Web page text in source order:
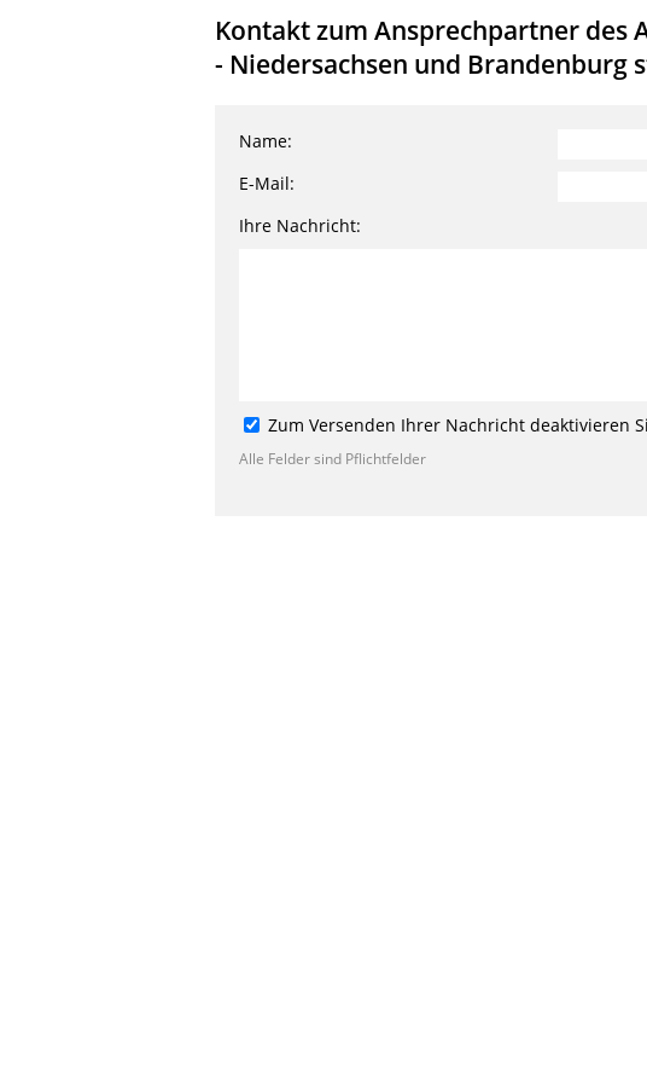
Kontakt zum Ansprechpartner des
- Niedersachsen und
Name:
E-Mail:
Ihre Nachricht:
Zum Versenden Ihrer Nachricht deaktivieren
Alle Felder sind Pflichtfelder